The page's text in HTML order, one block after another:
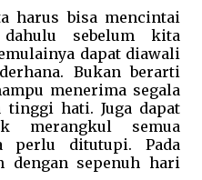
harus bisa mencintai
sebelum kita
dapat diawali
Bukan berarti
menerima segala
tinggi hati. Juga dapat
merangkul semua
perlu ditutupi. Pada
dengan sepenuh hari